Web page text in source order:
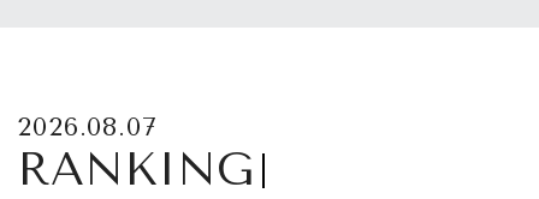
2026.08.07
RANKING